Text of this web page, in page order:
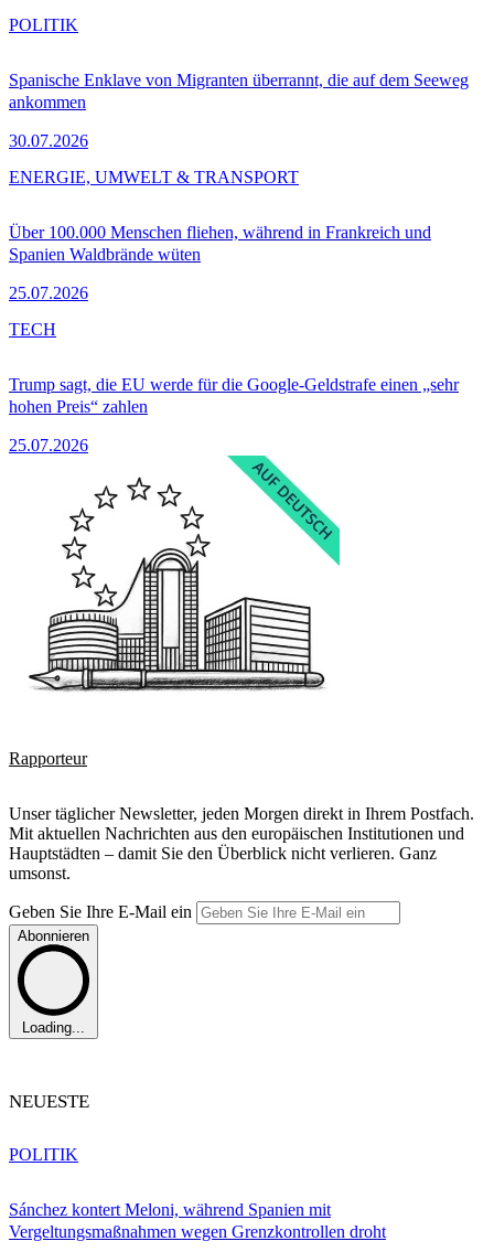
Spanische Enklave von Migranten überrannt, die auf dem Seeweg
ankommen
30.07.2026
POLITIK
Über 100.000 Menschen fliehen, während in Frankreich und
Spanien Waldbrände wüten
25.07.2026
ENERGIE, UMWELT & TRANSPORT
Trump sagt, die EU werde für die Google-Geldstrafe einen „sehr
hohen Preis“ zahlen
25.07.2026
TECH
Rapporteur
Unser täglicher Newsletter, jeden Morgen direkt in Ihrem Postfach.
Mit aktuellen Nachrichten aus den europäischen Institutionen und
Hauptstädten – damit Sie den Überblick nicht verlieren. Ganz
umsonst.
Geben Sie Ihre E-Mail ein
Abonnieren
Loading...
NEUESTE
Sánchez kontert Meloni, während Spanien mit
Vergeltungsmaßnahmen wegen Grenzkontrollen droht
POLITIK